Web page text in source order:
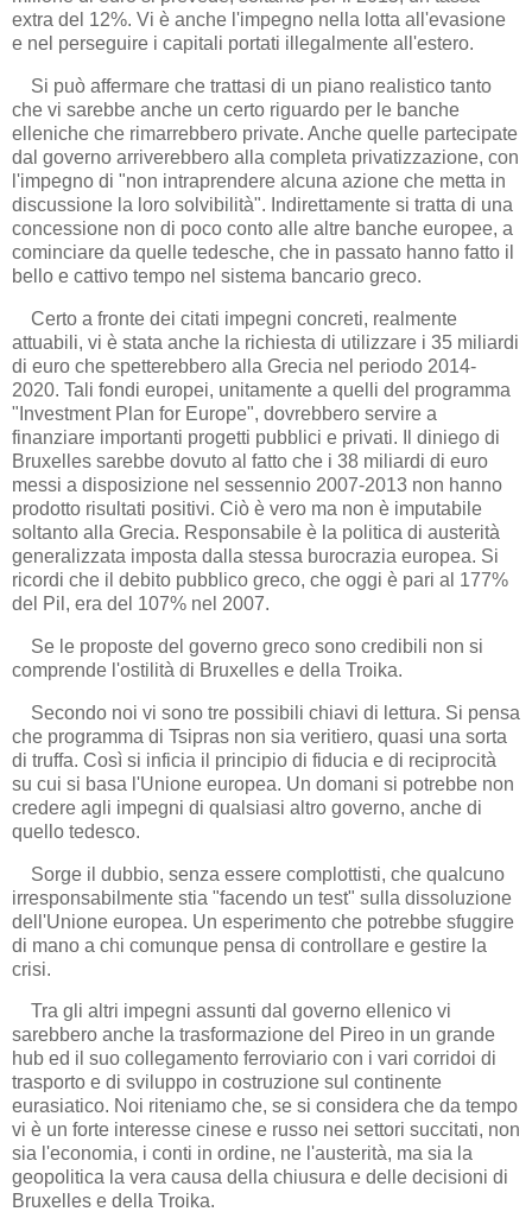
extra del 12%. Vi è anche l'impegno nella lotta all'evasione
e nel perseguire i capitali portati illegalmente all'estero.
Si può affermare che trattasi di un piano realistico tanto
che vi sarebbe anche un certo riguardo per le banche
elleniche che rimarrebbero private. Anche quelle partecipate
dal governo arriverebbero alla completa privatizzazione, con
l'impegno di "non intraprendere alcuna azione che metta in
discussione la loro solvibilità". Indirettamente si tratta di una
concessione non di poco conto alle altre banche europee, a
cominciare da quelle tedesche, che in passato hanno fatto il
bello e cattivo tempo nel sistema bancario greco.
Certo a fronte dei citati impegni concreti, realmente
attuabili, vi è stata anche la richiesta di utilizzare i 35 miliardi
di euro che spetterebbero alla Grecia nel periodo 2014-
2020. Tali fondi europei, unitamente a quelli del programma
"Investment Plan for Europe", dovrebbero servire a
finanziare importanti progetti pubblici e privati. Il diniego di
Bruxelles sarebbe dovuto al fatto che i 38 miliardi di euro
messi a disposizione nel sessennio 2007-2013 non hanno
prodotto risultati positivi. Ciò è vero ma non è imputabile
soltanto alla Grecia. Responsabile è la politica di austerità
generalizzata imposta dalla stessa burocrazia europea. Si
ricordi che il debito pubblico greco, che oggi è pari al 177%
del Pil, era del 107% nel 2007.
Se le proposte del governo greco sono credibili non si
comprende l'ostilità di Bruxelles e della Troika.
Secondo noi vi sono tre possibili chiavi di lettura. Si pensa
che programma di Tsipras non sia veritiero, quasi una sorta
di truffa. Così si inficia il principio di fiducia e di reciprocità
su cui si basa l'Unione europea. Un domani si potrebbe non
credere agli impegni di qualsiasi altro governo, anche di
quello tedesco.
Sorge il dubbio, senza essere complottisti, che qualcuno
irresponsabilmente stia "facendo un test" sulla dissoluzione
dell'Unione europea. Un esperimento che potrebbe sfuggire
di mano a chi comunque pensa di controllare e gestire la
crisi.
Tra gli altri impegni assunti dal governo ellenico vi
sarebbero anche la trasformazione del Pireo in un grande
hub ed il suo collegamento ferroviario con i vari corridoi di
trasporto e di sviluppo in costruzione sul continente
eurasiatico. Noi riteniamo che, se si considera che da tempo
vi è un forte interesse cinese e russo nei settori succitati, non
sia l'economia, i conti in ordine, ne l'austerità, ma sia la
geopolitica la vera causa della chiusura e delle decisioni di
Bruxelles e della Troika.